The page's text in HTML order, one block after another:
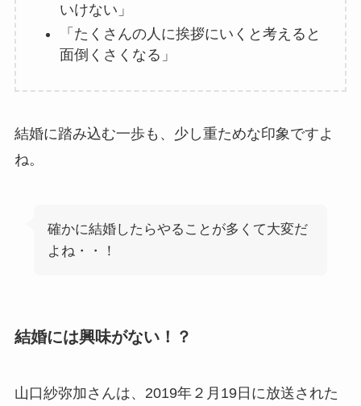
いけない」
「たくさんの人に挨拶にいくと考えると
面倒くさくなる」
結婚に踏み込む一歩も、少し重ためな印象ですよ
ね。
確かに結婚したらやることが多くて大変だ
よね・・！
結婚には興味がない！？
山口紗弥加さんは、2019年２月19日に放送された